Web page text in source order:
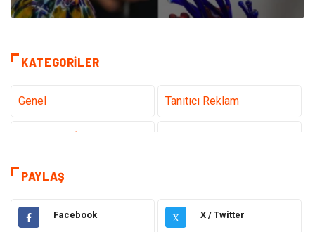
KATEGORILER
Genel Tanıtıcı Reklam
Eğitim & Kariyer
Gündem Hukuk
PAYLAŞ
Facebook X X / Twitter